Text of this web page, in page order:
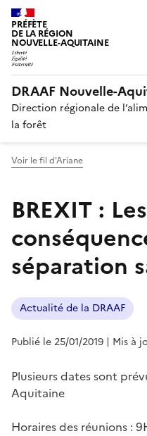
PRÉFÈTE
DE LA RÉGION
NOUVELLE-AQUITAINE
DRAAF Nouvelle-
Direction régionale de
la forêt
Voir le fil d'Ariane
BREXIT : Les
séparation
Actualité de la DRAAF
Publié le 25/01/2019 | Mis à
Plusieurs dates sont
Aquitaine
Horaires des réunions :